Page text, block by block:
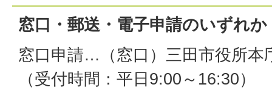
窓口・郵送・電子申請のいずれか
窓口申請…（窓口）三田市役所本
（受付時間：平日9:00～16:30）